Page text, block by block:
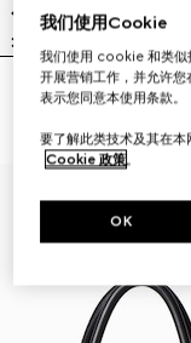
GG Retro系列小号托特包
我们使用Cookie
我们使用 cookie 和类似
开展营销工作，并允许
表示您同意本使用条款。
要了解此类技术及其在
Cookie 政策。
OK